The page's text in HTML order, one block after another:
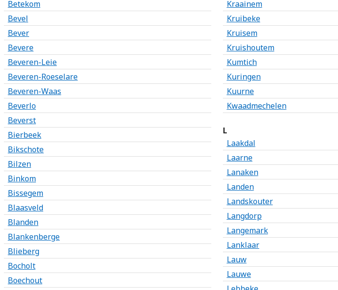
Betekom
Bevel
Bever
Bevere
Beveren-Leie
Beveren-Roeselare
Beveren-Waas
Beverlo
Beverst
Bierbeek
Bikschote
Bilzen
Binkom
Bissegem
Blaasveld
Blanden
Blankenberge
Blieberg
Bocholt
Boechout
Kraainem
Kruibeke
Kruisem
Kruishoutem
Kumtich
Kuringen
Kuurne
Kwaadmechelen
L
Laakdal
Laarne
Lanaken
Landen
Landskouter
Langdorp
Langemark
Lanklaar
Lauw
Lauwe